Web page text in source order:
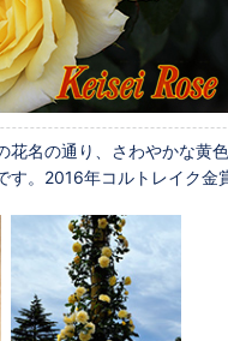
花名の通り、さわやかな黄
す。2016年コルトレイク金